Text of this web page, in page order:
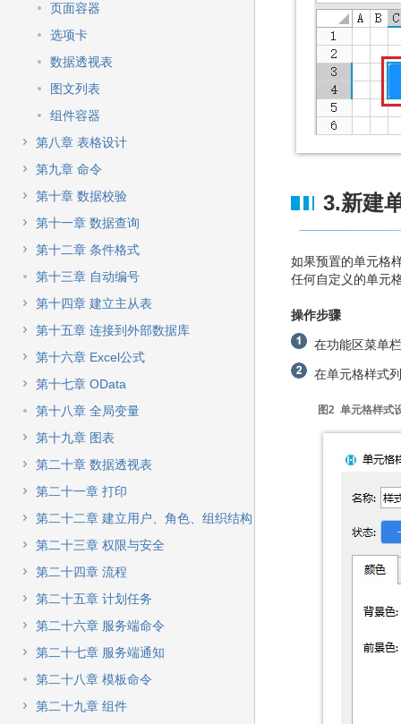
页面容器
选项卡
数据透视表
图文列表
组件容器
第八章 表格设计
第九章 命令
第十章 数据校验
第十一章 数据查询
第十二章 条件格式
第十三章 自动编号
第十四章 建立主从表
第十五章 连接到外部数据库
第十六章 Excel公式
第十七章 OData
第十八章 全局变量
第十九章 图表
第二十章 数据透视表
第二十一章 打印
第二十二章 建立用户、角色、组织结构
第二十三章 权限与安全
第二十四章 流程
第二十五章 计划任务
第二十六章 服务端命令
第二十七章 服务端通知
第二十八章 模板命令
第二十九章 组件
3.新建
如果预置的单元格
任何自定义的单元
操作步骤
在功能区菜单
在单元格样式
图2 单元格样式